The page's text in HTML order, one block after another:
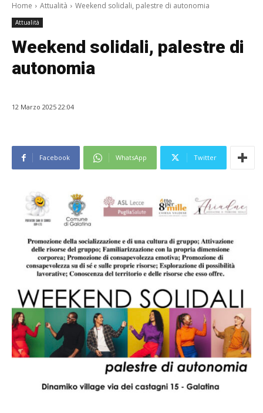
Home Attualità Weekend solidali, palestre di autonomia
Attualità
Weekend solidali, palestre di
autonomia
12 Marzo 2025 22:04
Facebook WhatsApp Twitter